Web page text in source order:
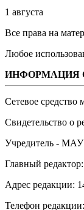
1 августа
Все права на
Любое
ИНФОРМАЦИЯ
Сетевое
Свидетельство о
Учредитель -
Главный
Адрес редакции:
Телефон